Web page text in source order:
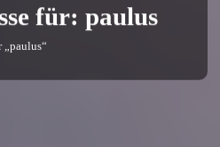
für:paulus
„paulus“